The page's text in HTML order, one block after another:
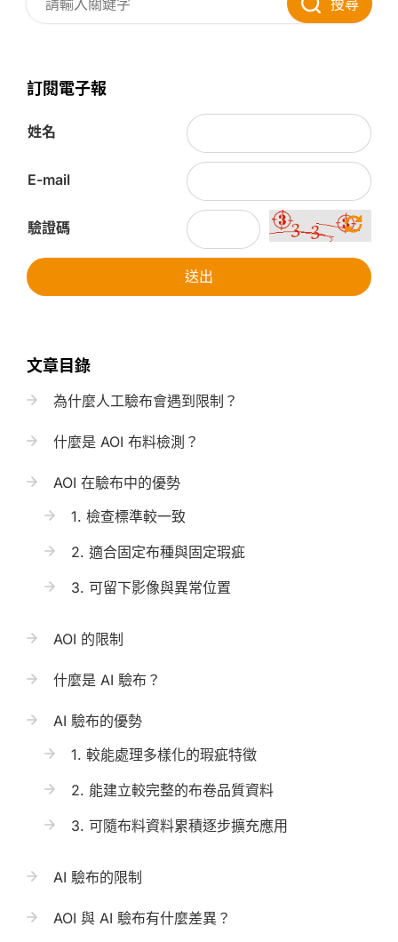
訂閱電子報
姓名
E-mail
驗證碼
送出
文章目錄
為什麼人工驗布會遇到限制？
什麼是 AOI 布料檢測？
AOI 在驗布中的優勢
1. 檢查標準較一致
2. 適合固定布種與固定瑕疵
3. 可留下影像與異常位置
AOI 的限制
什麼是 AI 驗布？
AI 驗布的優勢
1. 較能處理多樣化的瑕疵特徵
2. 能建立較完整的布卷品質資料
3. 可隨布料資料累積逐步擴充應用
AI 驗布的限制
AOI 與 AI 驗布有什麼差異？